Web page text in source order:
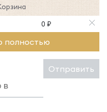
0 ₽
полностью
Отправить